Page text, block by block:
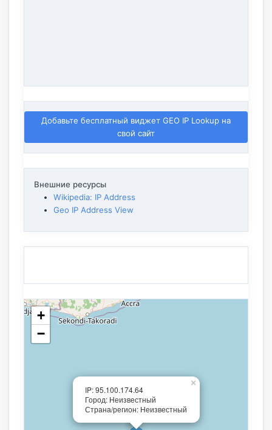
Добавьте бесплатный виджет GEO IP Lookup на
свой сайт
Внешние ресурсы
Wikipedia: IP Address
Geo IP Address View
IP: 95.100.174.64
Город: Неизвестный
Страна/регион: Неизвестный
×
+
−